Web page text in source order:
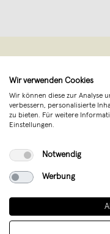
Wir verwenden Cookies
Wir können diese zur Analyse
verbessern, personalisierte
zu bieten. Für weitere
Einstellungen.
Notwendig
Werbung